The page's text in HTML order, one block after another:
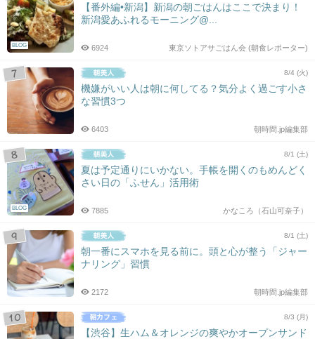
BLOG
【番外編•新潟】新潟の朝ごはんはここで決まり！
新潟愛あふれるモーニング@...
東京ソトアサごはん会 (朝食レポーター)
6924
8/4 (火)
機嫌がいい人は朝に何してる？気分よく過ごす小さ
な習慣3つ
朝時間.jp編集部
6403
BLOG
8/1 (土)
夏は予定通りにいかない。手帳を開くのもめんどく
さい日の「ふせん」活用術
かなころ（石山可奈子）
7885
8/1 (土)
朝一番にスマホを見る前に。頭と心が整う「ジャー
ナリング」習慣
朝時間.jp編集部
2172
8/3 (月)
【渋谷】生ハム＆オレンジの爽やかオープンサンド